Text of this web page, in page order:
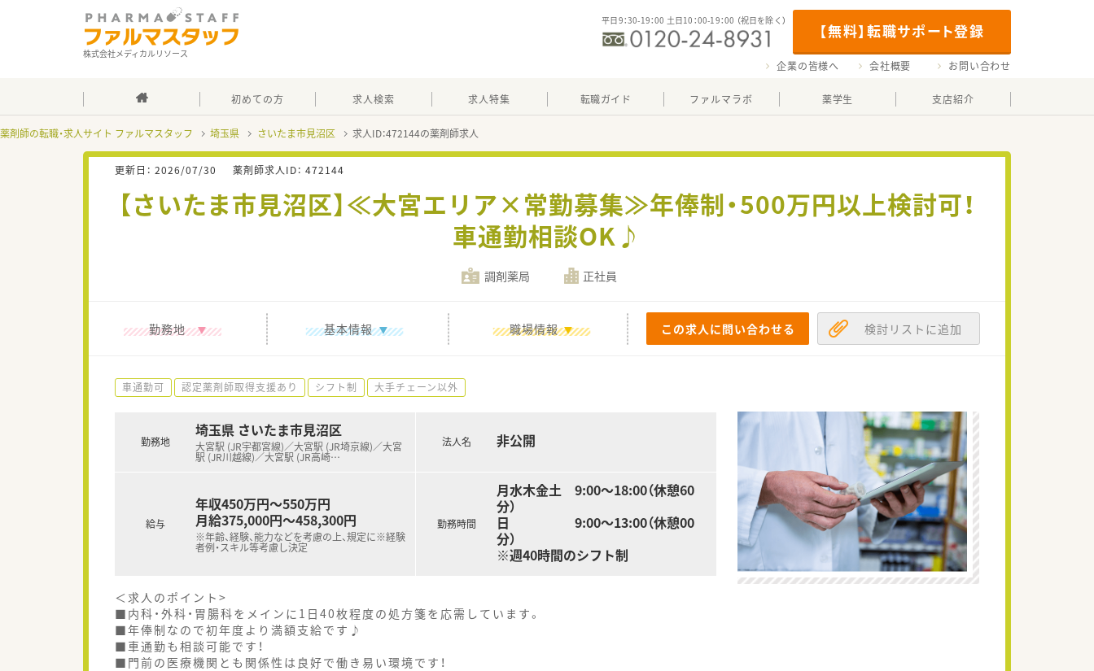
株式会社メディカルリソース
【無料】転職サポート登録
平日9：30-19：00 土日10：00-19：00 （祝日を除く）
企業の皆様へ 会社概要 お問い合わせ
初めての方 求人検索 求人特集 転職ガイド ファルマラボ 薬学生 支店紹介
薬剤師の転職・求人サイト ファルマスタッフ 埼玉県 さいたま市見沼区 求人ID：472144の薬剤師求人
更新日： 2026/07/30 薬剤師求人ID： 472144
【さいたま市見沼区】≪大宮エリア×常勤募集≫年俸制・500万円以上検討可！
車通勤相談OK♪
調剤薬局 正社員
勤務地 基本情報 職場情報 この求人に問い合わせる 検討リストに追加
車通勤可 認定薬剤師取得支援あり シフト制 大手チェーン以外
勤務地
埼玉県 さいたま市見沼区
大宮駅 (JR宇都宮線)／大宮駅 (JR埼京線)／大宮
駅 (JR川越線)／大宮駅 (JR高崎…
給与
年収450万円～550万円
月給375,000円～458,300円
※年齢、経験、能力などを考慮の上、規定に※経験
者例・スキル等考慮し決定
法人名 非公開
勤務時間
月水木金土 9:00～18:00（休憩60
分）
日 9:00～13:00（休憩00
分）
※週40時間のシフト制
＜求人のポイント>
■内科・外科・胃腸科をメインに1日40枚程度の処方箋を応需しています。
■年俸制なので初年度より満額支給です♪
■車通勤も相談可能です！
■門前の医療機関とも関係性は良好で働き易い環境です！